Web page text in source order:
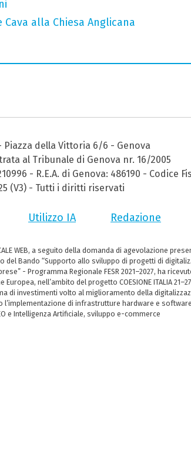
alla Chiesa Anglicana
Piazza della Vittoria 6/6 - Genova
al Tribunale di Genova nr. 16/2005
- R.E.A. di Genova: 486190 - Codice
(V3) - Tutti i diritti riservati
Utilizzo IA Redazione
WEB, a seguito della domanda di agevolazione
del Bando “Supporto allo sviluppo di progetti di
- Programma Regionale FESR 2021–2027, ha
Europea, nell’ambito del progetto COESIONE ITALIA
di investimenti volto al miglioramento della
l’implementazione di infrastrutture hardware e
e Intelligenza Artificiale, sviluppo e-commerce